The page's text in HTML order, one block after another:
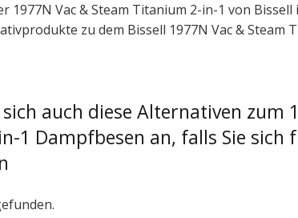
1977N Vac & Steam Titanium 2-in-1 von
zu dem Bissell 1977N Vac & Steam
sich auch diese Alternativen zum
1 Dampfbesen an, falls Sie sich